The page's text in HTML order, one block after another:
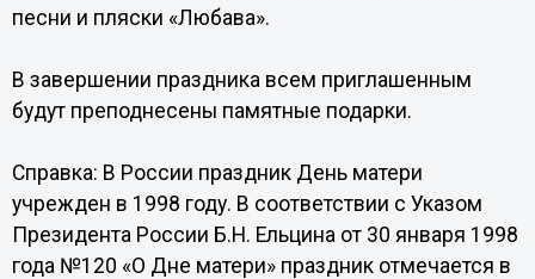
песни и пляски «Любава».
В завершении праздника всем приглашенным
будут преподнесены памятные подарки.
Справка: В России праздник День матери
учрежден в 1998 году. В соответствии с Указом
Президента России Б.Н. Ельцина от 30 января 1998
года №120 «О Дне матери» праздник отмечается в